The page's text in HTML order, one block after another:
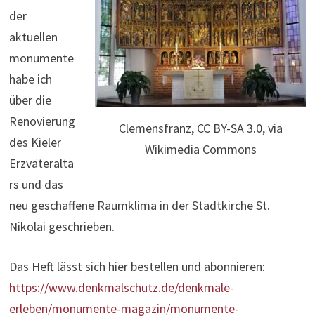
Clemensfranz, CC BY-SA 3.0, via
Wikimedia Commons
der
aktuellen
monumente
habe ich
über die
Renovierung
des Kieler
Erzväteralta
rs und das
neu geschaffene Raumklima in der Stadtkirche St.
Nikolai geschrieben.
Das Heft lässt sich hier bestellen und abonnieren:
https://www.denkmalschutz.de/denkmale-
erleben/monumente-magazin/monumente-